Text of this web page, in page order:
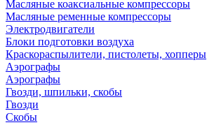
Масляные коаксиальные компрессоры
Масляные ременные компрессоры
Электродвигатели
Блоки подготовки воздуха
Краскораспылители, пистолеты, хопперы
Аэрографы
Аэрографы
Гвозди, шпильки, скобы
Гвозди
Скобы